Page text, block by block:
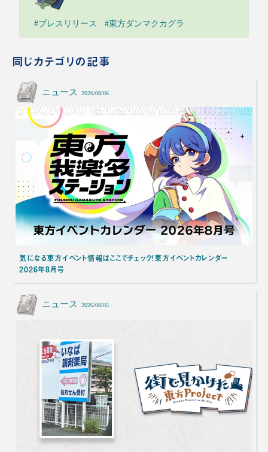
#プレスリリース #東方ダンマクカグラ
同じカテゴリの記事
ニュース 2026/08/06
気になる東方イベント情報はここでチェック！東方イベントカレンダー
2026年8月号
ニュース 2026/08/05